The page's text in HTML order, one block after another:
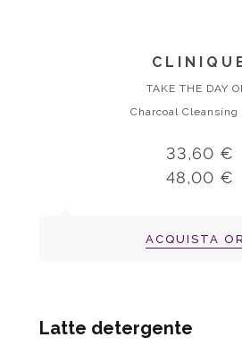
TAKE THE DAY
Charcoal Cleansing
33,60 €
48,00 €
ACQUISTA
Latte detergente